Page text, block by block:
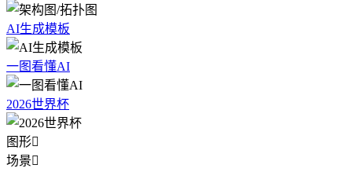
AI生成模板
一图看懂AI
2026世界杯
图形
场景